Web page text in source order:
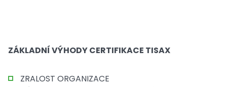
ZÁKLADNÍ VÝHODY CERTIFIKACE TISAX
ZRALOST ORGANIZACE